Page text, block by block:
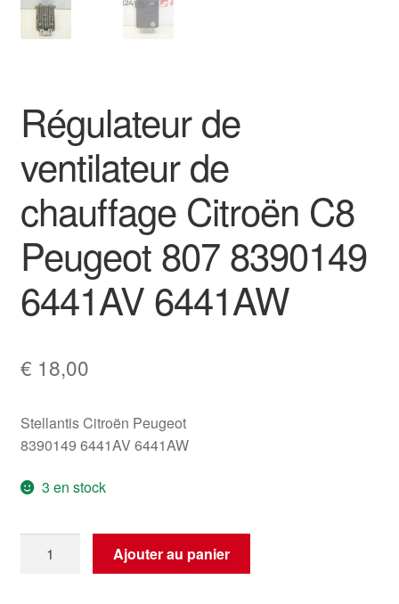
Procédure de Réclamation
Régulateur de
ventilateur de
chauffage Citroën C8
Peugeot 807 8390149
6441AV 6441AW
€ 18,00
Stellantis Citroën Peugeot
8390149 6441AV 6441AW
3 en stock
Ajouter au panier